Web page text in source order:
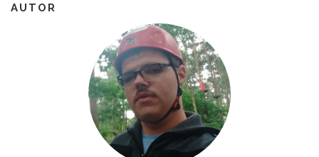
AUTOR